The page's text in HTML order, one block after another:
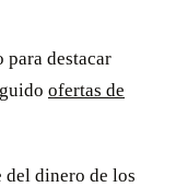
para destacar
ofertas de
del dinero de los